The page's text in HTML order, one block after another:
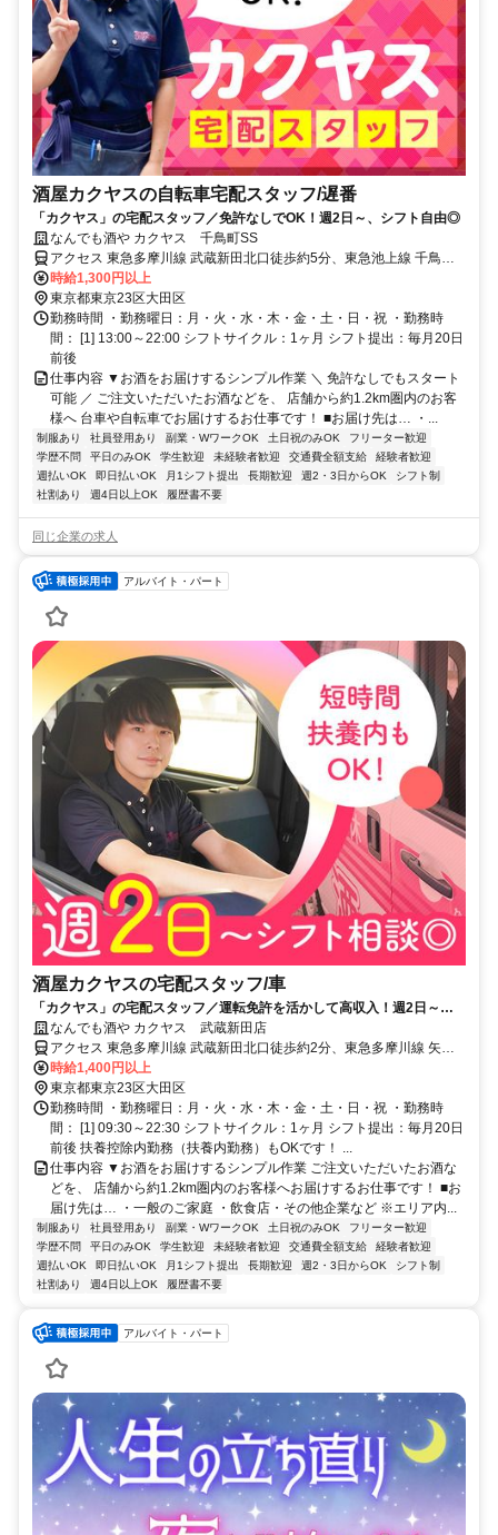
酒屋カクヤスの自転車宅配スタッフ/遅番
「カクヤス」の宅配スタッフ／免許なしでOK！週2日～、シフト自由◎
なんでも酒や カクヤス 千鳥町SS
アクセス 東急多摩川線 武蔵新田北口徒歩約5分、東急池上線 千鳥町
出入口1徒歩約5分、東急多摩川線 下丸子北口徒歩約7分 ※マイカー
（車・バイク）通勤不可
時給1,300円以上
東京都東京23区大田区
勤務時間 ・勤務曜日：月・火・水・木・金・土・日・祝 ・勤務時
間： [1] 13:00～22:00 シフトサイクル：1ヶ月 シフト提出：毎月20日
前後
仕事内容 ▼お酒をお届けするシンプル作業 ＼ 免許なしでもスタート
可能 ／ ご注文いただいたお酒などを、 店舗から約1.2km圏内のお客
様へ 台車や自転車でお届けするお仕事です！ ■お届け先は… ・...
制服あり 社員登用あり 副業・WワークOK 土日祝のみOK
フリーター歓迎
学歴不問
平日のみOK 学生歓迎 未経験者歓迎 交通費全額支給
経験者歓迎
週払いOK
即日払いOK 月1シフト提出 長期歓迎 週2・3日からOK
シフト制
社割あり
週4日以上OK 履歴書不要
同じ企業の求人
アルバイト・パート
酒屋カクヤスの宅配スタッフ/車
「カクヤス」の宅配スタッフ／運転免許を活かして高収入！週2日～、
シフト自由◎
なんでも酒や カクヤス 武蔵新田店
アクセス 東急多摩川線 武蔵新田北口徒歩約2分、東急多摩川線 矢口
渡北口徒歩約10分、東急池上線 千鳥町出入口2徒歩約9分 ※マイカー
（車・バイク）通勤不可
時給1,400円以上
東京都東京23区大田区
勤務時間 ・勤務曜日：月・火・水・木・金・土・日・祝 ・勤務時
間： [1] 09:30～22:30 シフトサイクル：1ヶ月 シフト提出：毎月20日
前後 扶養控除内勤務（扶養内勤務）もOKです！ ...
仕事内容 ▼お酒をお届けするシンプル作業 ご注文いただいたお酒な
どを、 店舗から約1.2km圏内のお客様へお届けするお仕事です！ ■お
届け先は… ・一般のご家庭 ・飲食店・その他企業など ※エリア内...
制服あり 社員登用あり 副業・WワークOK 土日祝のみOK
フリーター歓迎
学歴不問
平日のみOK 学生歓迎 未経験者歓迎 交通費全額支給
経験者歓迎
週払いOK
即日払いOK 月1シフト提出 長期歓迎 週2・3日からOK
シフト制
社割あり
週4日以上OK 履歴書不要
アルバイト・パート